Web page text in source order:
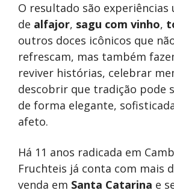
O resultado são experiências
de alfajor, sagu com vinho,
outros doces icônicos que
refrescam, mas também
reviver histórias, celebrar
descobrir que tradição pode
de forma elegante,
afeto.
Há 11 anos radicada em
Fruchteis já conta com mais
venda em Santa Catarina e